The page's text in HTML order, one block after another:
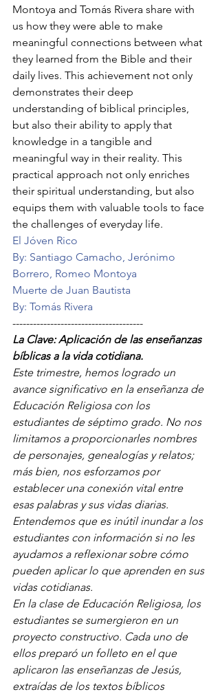
Montoya and Tomás Rivera share with
us how they were able to make
meaningful connections between what
they learned from the Bible and their
daily lives. This achievement not only
demonstrates their deep
understanding of biblical principles,
but also their ability to apply that
knowledge in a tangible and
meaningful way in their reality. This
practical approach not only enriches
their spiritual understanding, but also
equips them with valuable tools to face
the challenges of everyday life.
El Jóven Rico
By: Santiago Camacho, Jerónimo
Borrero, Romeo Montoya
Muerte de Juan Bautista
By: Tomás Rivera
--------------------------------------
La Clave: Aplicación de las enseñanzas
bíblicas a la vida cotidiana.
Este trimestre, hemos logrado un
avance significativo en la enseñanza de
Educación Religiosa con los
estudiantes de séptimo grado. No nos
limitamos a proporcionarles nombres
de personajes, genealogías y relatos;
más bien, nos esforzamos por
establecer una conexión vital entre
esas palabras y sus vidas diarias.
Entendemos que es inútil inundar a los
estudiantes con información si no les
ayudamos a reflexionar sobre cómo
pueden aplicar lo que aprenden en sus
vidas cotidianas.
En la clase de Educación Religiosa, los
estudiantes se sumergieron en un
proyecto constructivo. Cada uno de
ellos preparó un folleto en el que
aplicaron las enseñanzas de Jesús,
extraídas de los textos bíblicos